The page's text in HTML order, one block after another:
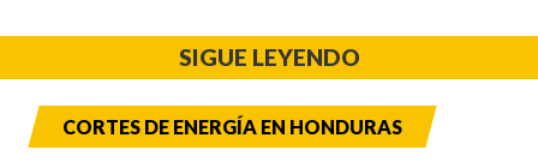
SIGUE LEYENDO
CORTES DE ENERGÍA EN HONDURAS